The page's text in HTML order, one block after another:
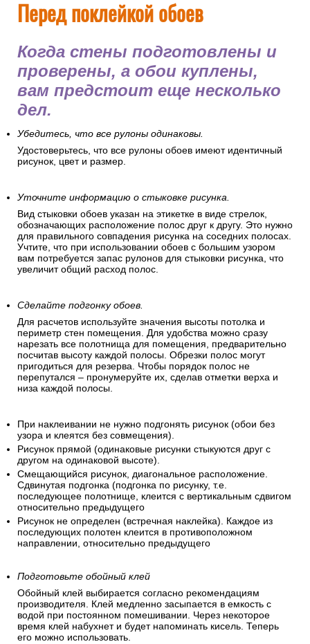
Перед поклейкой обоев
Когда стены подготовлены и
проверены, а обои куплены,
вам предстоит еще несколько
дел.
Убедитесь, что все рулоны одинаковы.
Удостоверьтесь, что все рулоны обоев имеют идентичный
рисунок, цвет и размер.
Уточните информацию о стыковке рисунка.
Вид стыковки обоев указан на этикетке в виде стрелок,
обозначающих расположение полос друг к другу. Это нужно
для правильного совпадения рисунка на соседних полосах.
Учтите, что при использовании обоев с большим узором
вам потребуется запас рулонов для стыковки рисунка, что
увеличит общий расход полос.
Сделайте подгонку обоев.
Для расчетов используйте значения высоты потолка и
периметр стен помещения. Для удобства можно сразу
нарезать все полотнища для помещения, предварительно
посчитав высоту каждой полосы. Обрезки полос могут
пригодиться для резерва. Чтобы порядок полос не
перепутался – пронумеруйте их, сделав отметки верха и
низа каждой полосы.
При наклеивании не нужно подгонять рисунок (обои без
узора и клеятся без совмещения).
Рисунок прямой (одинаковые рисунки стыкуются друг с
другом на одинаковой высоте).
Смещающийся рисунок, диагональное расположение.
Сдвинутая подгонка (подгонка по рисунку, т.е.
последующее полотнище, клеится с вертикальным сдвигом
относительно предыдущего
Рисунок не определен (встречная наклейка). Каждое из
последующих полотен клеится в противоположном
направлении, относительно предыдущего
Подготовьте обойный клей
Обойный клей выбирается согласно рекомендациям
производителя. Клей медленно засыпается в емкость с
водой при постоянном помешивании. Через некоторое
время клей набухнет и будет напоминать кисель. Теперь
его можно использовать.